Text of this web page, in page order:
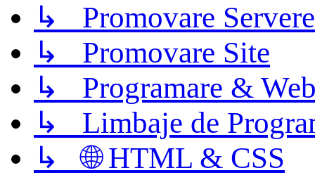
↳ Promovare Servere
↳ Promovare Site
↳ Programare &
↳ Limbaje de
↳ 🌐 HTML & CSS